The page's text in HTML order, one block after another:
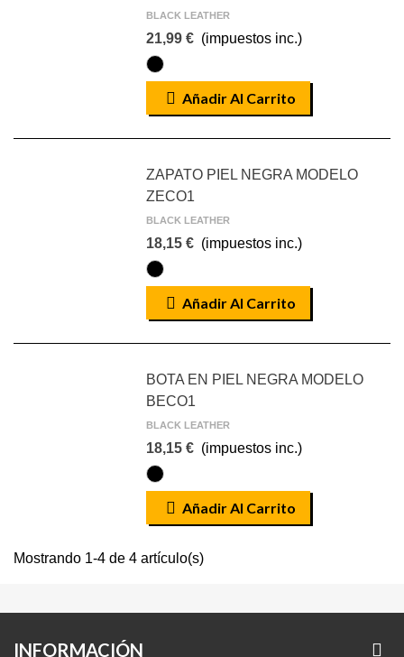
BLACK LEATHER
21,99 € (impuestos inc.)
NEGRO
Añadir Al Carrito
ZAPATO PIEL NEGRA MODELO
ZECO1
BLACK LEATHER
18,15 € (impuestos inc.)
NEGRO
Añadir Al Carrito
BOTA EN PIEL NEGRA MODELO
BECO1
BLACK LEATHER
18,15 € (impuestos inc.)
NEGRO
Añadir Al Carrito
Mostrando 1-4 de 4 artículo(s)
INFORMACIÓN